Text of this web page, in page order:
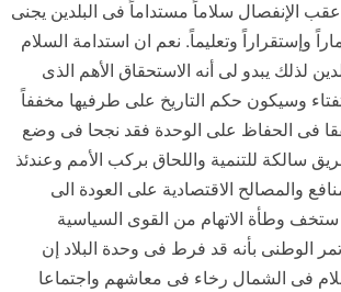
الإنفصال سلاماً مستداماً فى البلدين يجنى
وإستقراراً وتعليماً. نعم ان استدامة السلام
لذلك يبدو لى أنه الاستحقاق الأهم الذى
وسيكون حكم التاريخ على طرفيها مخففاً
فى الحفاظ على الوحدة فقد نجحا فى وضع
سالكة للتنمية واللحاق بركب الأمم وعندئذ
والمصالح الاقتصادية على العودة الى
وطأة الاتهام من القوى السياسية
الوطنى بأنه قد فرط فى وحدة البلاد إن
فى الشمال رخاء فى معاشهم واجتماعا